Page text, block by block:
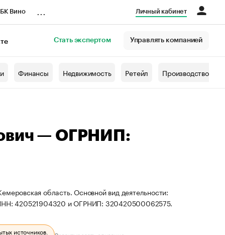
Вино Личный кабинет
Стать экспертом Управлять компанией
Финансы Недвижимость Ретейл Производство
— ОГРНИП:
область. Основной вид деятельности:
ИНН: 420521904320 и ОГРНИП: 320420500062575.
источников.